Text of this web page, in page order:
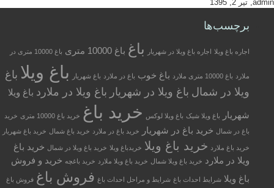
admin, تیر 2, 1395
برچسب‌ها
اجاره باغ ویلا اجاره باغ ویلا در شهریار باغ باغ 10000 متری باغ 10000 متری در
ملارد باغ 10000 متری ملارد باغ خوب باغ در ملارد باغ شهریار باغ ویلا باغ
ویلا در شمال باغ ویلا در شهریار باغ ویلا در ملارد باغ ویلا
شهریار باغ ویلا شیک باغ ویلا لوکس خرید باغ خرید باغ 10000 متری خرید
باغ در شمال خرید باغ در شهریار خرید باغ در ملارد خرید باغ شمال خرید باغ شهریار
خرید باغ ملارد خرید باغ ویلا خریدباغ ویلا خرید باغ ویلا در شمال خرید باغ
ویلا در ملارد
خرید باغ ویلا شمال خرید باغ ویلا ملارد خرید باغچه خرید و فروش
باغ ویلا شرایط احداث باغ شرایط و مراحل احداث باغ فروش باغ فروش باغ